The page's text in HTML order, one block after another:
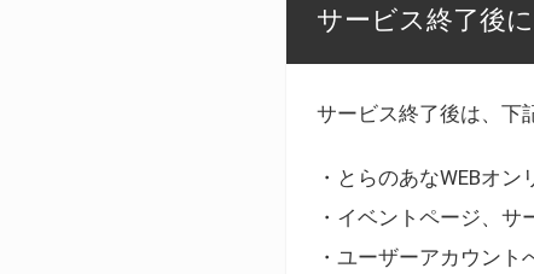
サービス終了後
サービス終了後は、下
・とらのあなWEBオ
・イベントページ、サ
・ユーザーアカウント